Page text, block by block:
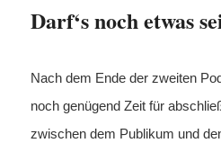
Darf‘s noch etwas
Nach dem Ende der zweiten
noch genügend Zeit für
zwischen dem Publikum und